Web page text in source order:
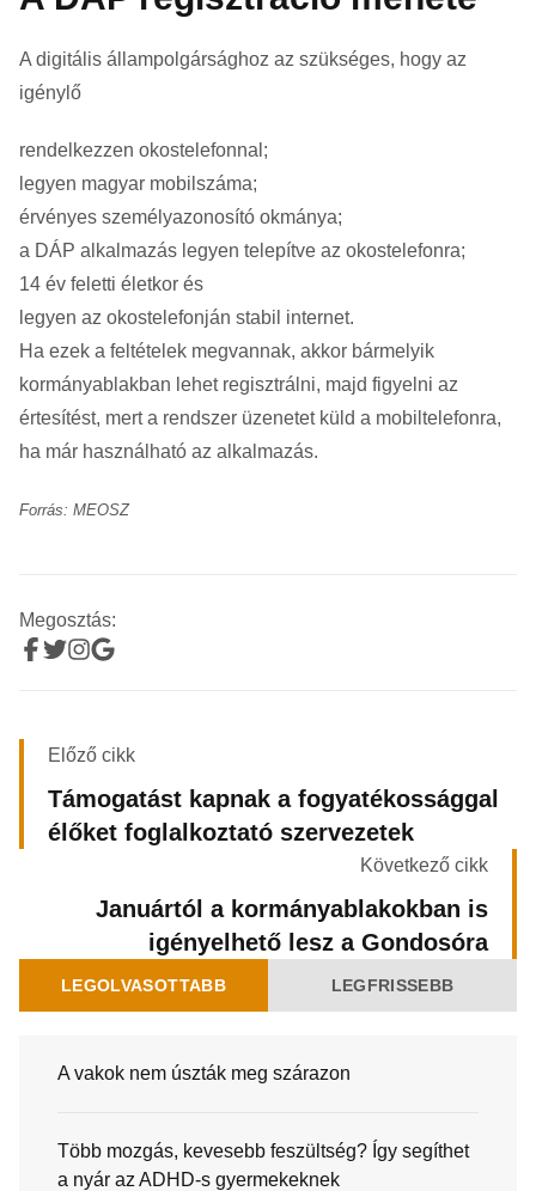
A digitális állampolgársághoz az szükséges, hogy az
igénylő
rendelkezzen okostelefonnal;
legyen magyar mobilszáma;
érvényes személyazonosító okmánya;
a DÁP alkalmazás legyen telepítve az okostelefonra;
14 év feletti életkor és
legyen az okostelefonján stabil internet.
Ha ezek a feltételek megvannak, akkor bármelyik
kormányablakban lehet regisztrálni, majd figyelni az
értesítést, mert a rendszer üzenetet küld a mobiltelefonra,
ha már használható az alkalmazás.
Forrás: MEOSZ
Megosztás:
Előző cikk
Támogatást kapnak a fogyatékossággal
élőket foglalkoztató szervezetek
Következő cikk
Januártól a kormányablakokban is
igényelhető lesz a Gondosóra
LEGOLVASOTTABB LEGFRISSEBB
A vakok nem úszták meg szárazon
Több mozgás, kevesebb feszültség? Így segíthet
a nyár az ADHD-s gyermekeknek